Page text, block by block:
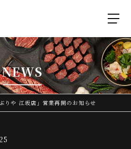
NEWS
ぶりや 江坂店」営業再開のお知らせ